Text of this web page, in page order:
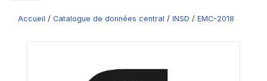
Accueil / Catalogue de données central / INSD / EMC-2018